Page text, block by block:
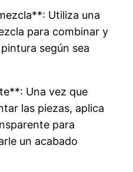
Utiliza una
para combinar y
según sea
Una vez que
las piezas, aplica
para
un acabado